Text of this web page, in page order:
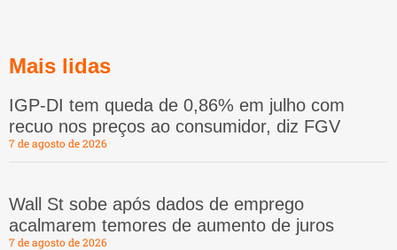
Mais lidas
IGP-DI tem queda de 0,86% em julho com
recuo nos preços ao consumidor, diz FGV
7 de agosto de 2026
Wall St sobe após dados de emprego
acalmarem temores de aumento de juros
7 de agosto de 2026